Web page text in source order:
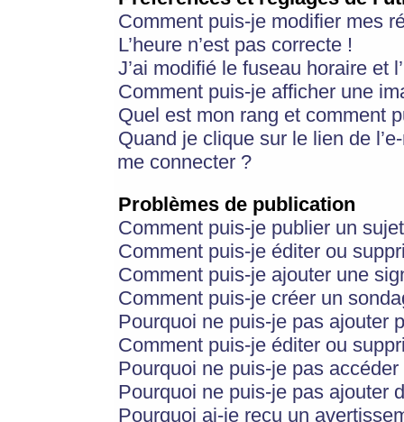
Comment puis-je modifier mes
L’heure n’est pas correcte !
J’ai modifié le fuseau horaire et
Comment puis-je afficher une
Quel est mon rang et comment
Quand je clique sur le lien de
me connecter ?
Problèmes de publication
Comment puis-je publier un
Comment puis-je éditer ou
Comment puis-je ajouter une
Comment puis-je créer un
Pourquoi ne puis-je pas ajouter
Comment puis-je éditer ou
Pourquoi ne puis-je pas
Pourquoi ne puis-je pas ajouter
Pourquoi ai-je reçu un